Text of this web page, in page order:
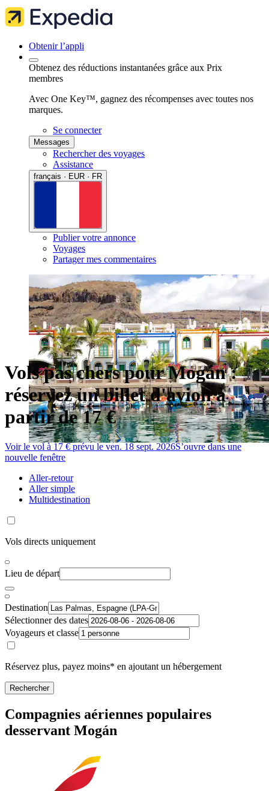
Obtenir l’appli
Obtenez des réductions instantanées grâce aux Prix
membres
Avec One Key™, gagnez des récompenses avec toutes nos
marques.
Se connecter
Messages
Rechercher des voyages
Assistance
français · EUR · FR
Publier votre annonce
Voyages
Partager mes commentaires
Vols pas chers pour Mogán :
réservez un billet d'avion à
partir de 17 €
Voir le vol à 17 € prévu le ven. 18 sept. 2026S’ouvre dans une
nouvelle fenêtre
Aller-retour
Aller simple
Multidestination
Vols directs uniquement
Lieu de départ
Destination
Sélectionner des dates
Voyageurs et classe
Réservez plus, payez moins* en ajoutant un hébergement
Rechercher
Compagnies aériennes populaires
desservant Mogán